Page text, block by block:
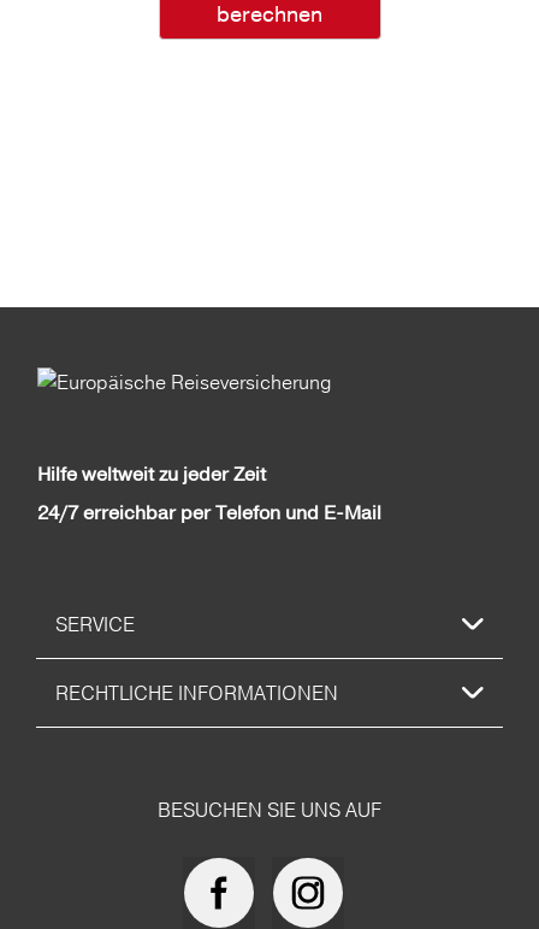
berechnen
Hilfe weltweit zu jeder Zeit
24/7 erreichbar per Telefon und E-Mail
SERVICE
RECHTLICHE INFORMATIONEN
BESUCHEN SIE UNS AUF